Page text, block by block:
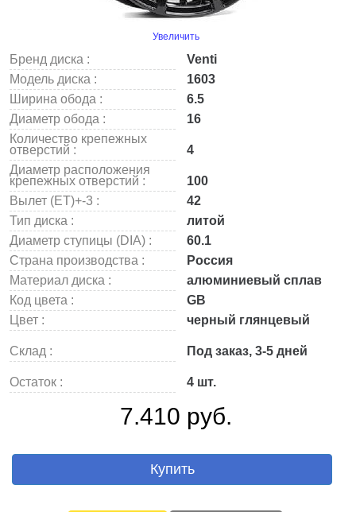
Увеличить
Бренд диска :
Venti
Модель диска :
1603
Ширина обода :
6.5
Диаметр обода :
16
Количество крепежных
отверстий :
4
Диаметр расположения
крепежных отверстий :
100
Вылет (ET)+-3 :
42
Тип диска :
литой
Диаметр ступицы (DIA) :
60.1
Страна производства :
Россия
Материал диска :
алюминиевый сплав
Код цвета :
GB
Цвет :
черный глянцевый
Склад : Под заказ, 3-5 дней
Остаток : 4 шт.
7.410 руб.
Купить